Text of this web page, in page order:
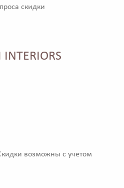
скидки
возможны с учетом